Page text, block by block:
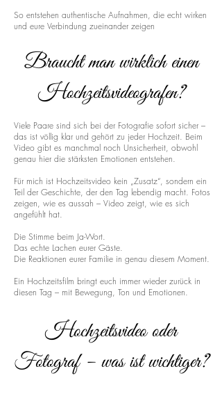
So entstehen authentische Aufnahmen, die echt wirken
und eure Verbindung zueinander zeigen
Braucht man wirklich einen
Hochzeitsvideografen?
Viele Paare sind sich bei der Fotografie sofort sicher –
das ist völlig klar und gehört zu jeder Hochzeit. Beim
Video gibt es manchmal noch Unsicherheit, obwohl
genau hier die stärksten Emotionen entstehen.
Für mich ist Hochzeitsvideo kein „Zusatz“, sondern ein
Teil der Geschichte, der den Tag lebendig macht. Fotos
zeigen, wie es aussah – Video zeigt, wie es sich
angefühlt hat.
Die Stimme beim Ja-Wort.
Das echte Lachen eurer Gäste.
Die Reaktionen eurer Familie in genau diesem Moment.
Ein Hochzeitsfilm bringt euch immer wieder zurück in
diesen Tag – mit Bewegung, Ton und Emotionen.
Hochzeitsvideo oder
Fotograf – was ist wichtiger?